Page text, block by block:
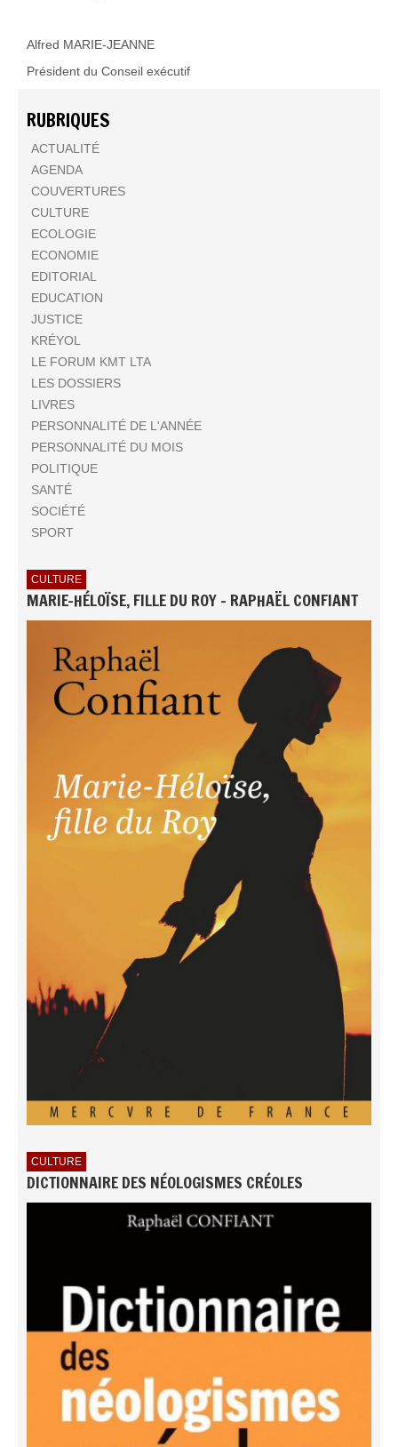
Alfred MARIE-JEANNE
Président du Conseil exécutif
RUBRIQUES
ACTUALITÉ
AGENDA
COUVERTURES
CULTURE
ECOLOGIE
ECONOMIE
EDITORIAL
EDUCATION
JUSTICE
KRÉYOL
LE FORUM KMT LTA
LES DOSSIERS
LIVRES
PERSONNALITÉ DE L'ANNÉE
PERSONNALITÉ DU MOIS
POLITIQUE
SANTÉ
SOCIÉTÉ
SPORT
CULTURE
MARIE-HÉLOÏSE, FILLE DU ROY - RAPHAËL CONFIANT
CULTURE
DICTIONNAIRE DES NÉOLOGISMES CRÉOLES